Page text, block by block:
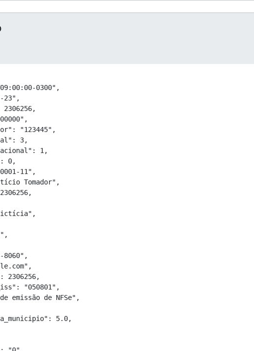
0300",
23",
2306256,
"123445",
3,
1,
0,
11",
Tomador",
8060",
2306256,
"050801",
emissão de NFSe",
5.0,